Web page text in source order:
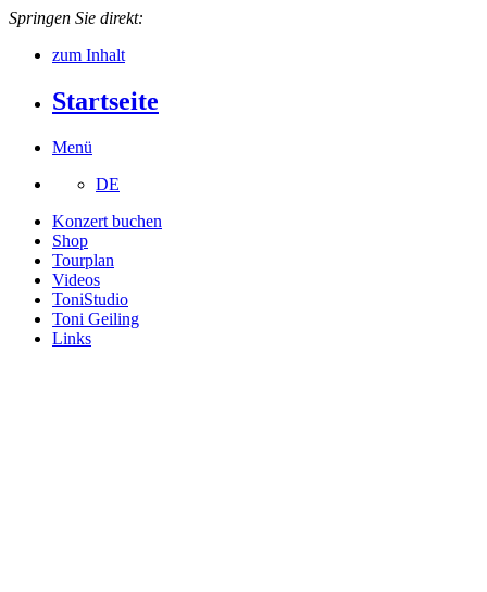
Springen Sie direkt:
zum Inhalt
Startseite
Menü
DE
Konzert buchen
Shop
Tourplan
Videos
ToniStudio
Toni Geiling
Links